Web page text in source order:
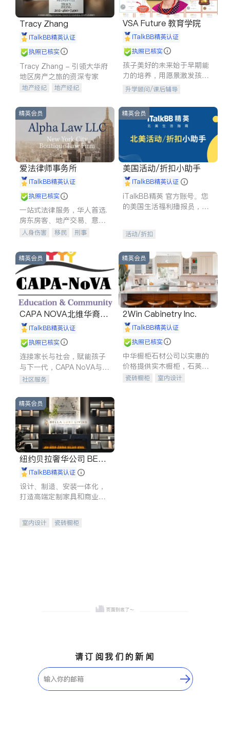
Tracy Zhang
iTalkBB精英认证
执照已核实
Tracy Zhang - 引领大华府
地区房产之旅的资深专家
地产经纪
地产经纪
商铺租售
VSA Future 教育学院
iTalkBB精英认证
执照已核实
孩子美好的未来始于早期能
力的培养，用愿景激发孩子
的学习潜力和动力。理念：
拥有成长型心态是成功的基
石。
升学顾问/课后辅导
精英会员
爱法律师事务所
iTalkBB精英认证
执照已核实
一站式法律服务，华人首选.
房东房客、地产交易、意外
伤害、车祸重伤、商业诉
建筑合同、刑事案件全包办
人身伤害 移民
刑事
信托/遗嘱
商业
索赔
律师-其它 保释
精英会员
美国活动/折扣小助手
iTalkBB精英认证
iTalkBB精英 官方账号。您
的美国生活福利播报员，精
专属福利。
活动/折扣
精英会员
CAPA NOVA北维华裔家
长会iTalkBB精英认证
执照已核实
连接家长与社会，赋能孩子
与下一代，CAPA NoVA与您
携手建设包容、公平、充满
社区服务
精英会员
2Win Cabinetry Inc.
iTalkBB精英认证
执照已核实
中华橱柜石材公司以实惠的
价格提供实木橱柜，石英石
台面，多种优质不锈钢水
瓷砖橱柜
室内设计
精英会员
纽约贝拉奢华公司 BELL
A LUXE
iTalkBB精英认证
设计、制造、安装一体化，
打造高端定制家具和商业空
室内设计
瓷砖橱柜
请订阅我们的新闻